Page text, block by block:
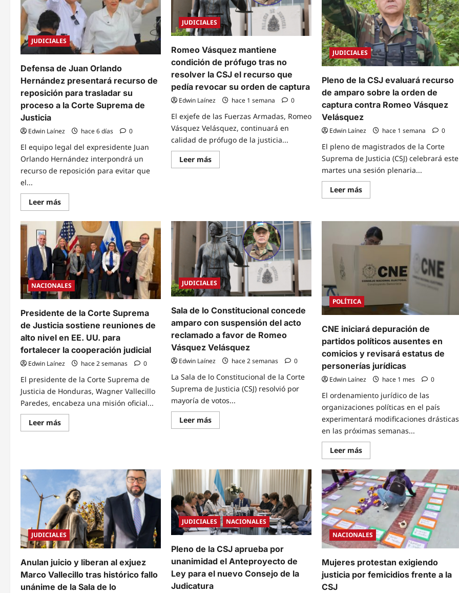
JUDICIALES
Defensa de Juan Orlando
Hernández presentará recurso de
reposición para trasladar su
proceso a la Corte Suprema de
Justicia
Edwin Laínez hace 6 días 0
El equipo legal del expresidente Juan
Orlando Hernández interpondrá un
recurso de reposición para evitar que
el...
Leer másRead
more
Defensa
de
Juan
Orlando
Hernández
presentará
recurso
de
reposición
para
trasladar
su
proceso
a
la
Corte
Suprema
de
Justicia
JUDICIALES
Romeo Vásquez mantiene
condición de prófugo tras no
resolver la CSJ el recurso que
pedía revocar su orden de captura
Edwin Laínez hace 1 semana 0
El exjefe de las Fuerzas Armadas, Romeo
Vásquez Velásquez, continuará en
calidad de prófugo de la justicia...
Leer másRead
more
tras
no
resolver
la
CSJ
el
recurso
que
pedía
revocar
su
de
captura
JUDICIALES
Pleno de la CSJ evaluará recurso
de amparo sobre la orden de
captura contra Romeo Vásquez
Velásquez
Edwin Laínez hace 1 semana 0
El pleno de magistrados de la Corte
Suprema de Justicia (CSJ) celebrará este
martes una sesión plenaria...
Leer másRead
more
CSJ
evaluará
recurso
sobre
la
orden
captura
contra
Romeo
Vásquez
Velásquez
NACIONALES
Presidente de la Corte Suprema
de Justicia sostiene reuniones de
alto nivel en EE. UU. para
fortalecer la cooperación judicial
Edwin Laínez hace 2 semanas 0
El presidente de la Corte Suprema de
Justicia de Honduras, Wagner Vallecillo
Paredes, encabeza una misión oficial...
Leer másRead
more
Suprema
de
Justicia
sostiene
reuniones
de
alto
nivel
en
EE.
UU.
para
fortalecer
la
cooperación
judicial
JUDICIALES
Sala de lo Constitucional concede
amparo con suspensión del acto
reclamado a favor de Romeo
Vásquez Velásquez
Edwin Laínez hace 2 semanas 0
La Sala de lo Constitucional de la Corte
Suprema de Justicia (CSJ) resolvió por
mayoría de votos...
Leer másRead
more
concede
amparo
con
suspensión
del
acto
reclamado
a
favor
de
Vásquez
Velásquez
POLÍTICA
CNE iniciará depuración de
partidos políticos ausentes en
comicios y revisará estatus de
personerías jurídicas
Edwin Laínez hace 1 mes 0
El ordenamiento jurídico de las
organizaciones políticas en el país
experimentará modificaciones drásticas
en las próximas semanas...
Leer másRead
more
CNE
iniciará
depuración
de
partidos
políticos
ausentes
en
comicios
y
revisará
estatus
personerías
jurídicas
JUDICIALES
Anulan juicio y liberan al exjuez
Marco Vallecillo tras histórico fallo
unánime de la Sala de lo
JUDICIALES NACIONALES
Pleno de la CSJ aprueba por
unanimidad el Anteproyecto de
Ley para el nuevo Consejo de la
Judicatura
NACIONALES
Mujeres protestan exigiendo
justicia por femicidios frente a la
CSJ